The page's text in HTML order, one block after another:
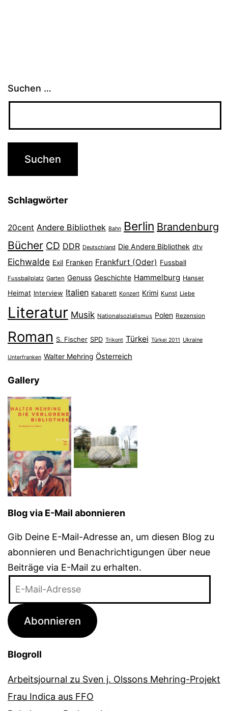
Suchen …
Schlagwörter
20cent Andere Bibliothek Bahn Berlin Brandenburg
Bücher CD DDR Deutschland Die Andere Bibliothek dtv
Eichwalde Exil Franken Frankfurt (Oder) Fussball
Fussballplatz Garten Genuss Geschichte Hammelburg Hanser
Heimat Interview Italien Kabarett Konzert Krimi Kunst Liebe
Literatur Musik Nationalsozialismus Polen Rezension
Roman S. Fischer SPD Trikont Türkei Türkei 2011 Ukraine
Unterfranken Walter Mehring Österreich
Gallery
Blog via E-Mail abonnieren
Gib Deine E-Mail-Adresse an, um diesen Blog zu
abonnieren und Benachrichtigungen über neue
Beiträge via E-Mail zu erhalten.
Adresse
Abonnieren
Blogroll
Arbeitsjournal zu Sven j. Olssons Mehring-Projekt
Frau Indica aus FFO